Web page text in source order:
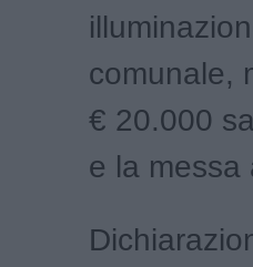
comunale,
€ 20.000
e la messa